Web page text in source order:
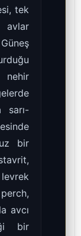
tek
avlar
nehir
sarı-
bir
avcı
bir